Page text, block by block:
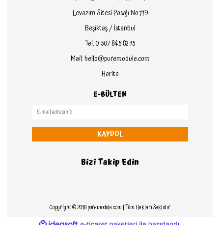
Levazım Sitesi Pasajı No:119
Beşiktaş / İstanbul
Tel: 0 507 845 82 15
Mail: hello@puremodule.com
Harita
E-BÜLTEN
KAYDOL
Bizi Takip Edin
Copyright © 2018 puremodule.com | Tüm Hakları Saklıdır.